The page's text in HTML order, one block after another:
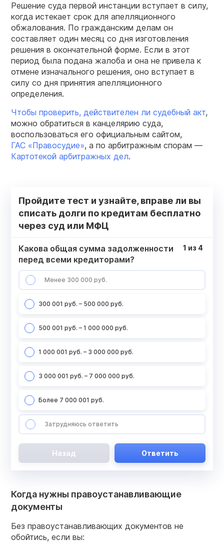
Решение суда первой инстанции вступает в силу,
когда истекает срок для апелляционного
обжалования. По гражданским делам он
составляет один месяц со дня изготовления
решения в окончательной форме. Если в этот
период была подана жалоба и она не привела к
отмене изначального решения, оно вступает в
силу со дня принятия апелляционного
определения.
Чтобы проверить, действителен ли судебный акт,
можно обратиться в канцелярию суда,
воспользоваться его официальным сайтом,
ГАС «Правосудие», а по арбитражным спорам —
Картотекой арбитражных дел.
Пройдите тест и узнайте, вправе ли вы
списать долги по кредитам бесплатно
через суд или МФЦ
Какова общая сумма задолженности
перед всеми кредиторами?
Менее 300 000 руб.
300 001 руб. – 500 000 руб.
500 001 руб. – 1 000 000 руб.
1 000 001 руб. – 3 000 000 руб.
3 000 001 руб. – 7 000 000 руб.
Более 7 000 001 руб.
Затрудняюсь ответить
1 из 4
Назад Ответить
Когда нужны правоустанавливающие
документы
Без правоустанавливающих документов не
обойтись, если вы: